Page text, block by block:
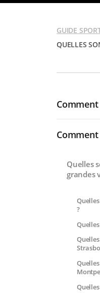
GUIDE
QUELLES
Quelles
grandes
?